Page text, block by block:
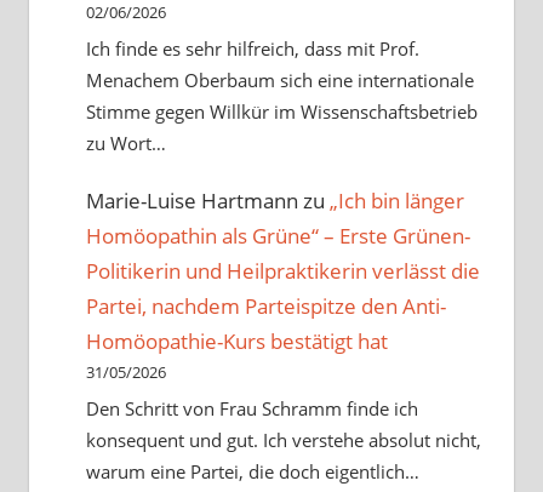
02/06/2026
Ich finde es sehr hilfreich, dass mit Prof.
Menachem Oberbaum sich eine internationale
Stimme gegen Willkür im Wissenschaftsbetrieb
zu Wort…
Marie-Luise Hartmann zu „Ich bin länger
Homöopathin als Grüne“ – Erste Grünen-
Politikerin und Heilpraktikerin verlässt die
Partei, nachdem Parteispitze den Anti-
Homöopathie-Kurs bestätigt hat
31/05/2026
Den Schritt von Frau Schramm finde ich
konsequent und gut. Ich verstehe absolut nicht,
warum eine Partei, die doch eigentlich…